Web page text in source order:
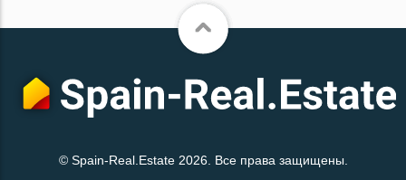
© Spain-Real.Estate 2026. Все права защищены.